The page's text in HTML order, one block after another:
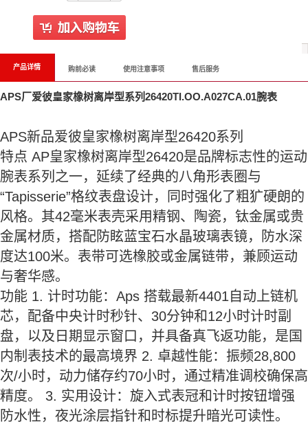
产品详情 购前必读 使用注意事项 售后服务
APS厂爱彼皇家橡树离岸型系列26420TI.OO.A027CA.01腕表
APS新品爱彼皇家橡树离岸型26420系列
特点 AP皇家橡树离岸型26420是品牌标志性的运动
腕表系列之一，延续了经典的八角形表圈与
“Tapisserie”格纹表盘设计，同时强化了粗犷硬朗的
风格。其42毫米表壳采用精钢、陶瓷，钛金属或贵
金属材质，搭配防眩蓝宝石水晶玻璃表镜，防水深
度达100米。表带可选橡胶或金属链带，兼顾运动
与奢华感。
功能 1. 计时功能：Aps 搭载最新4401自动上链机
芯，配备中央计时秒针、30分钟和12小时计时副
盘，以及日期显示窗口，并具备真飞返功能，是国
内制表技术的最高境界 2. 卓越性能：振频28,800
次/小时，动力储存约70小时，通过精准调校确保高
精度。 3. 实用设计：旋入式表冠和计时按钮增强
防水性，夜光涂层指针和时标提升暗光可读性。